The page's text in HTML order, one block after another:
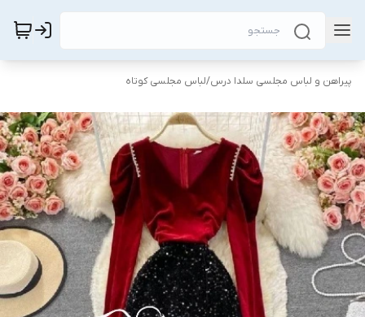
پیراهن و لباس مجلسی سلدا درس/لباس مجلسی کوتاه